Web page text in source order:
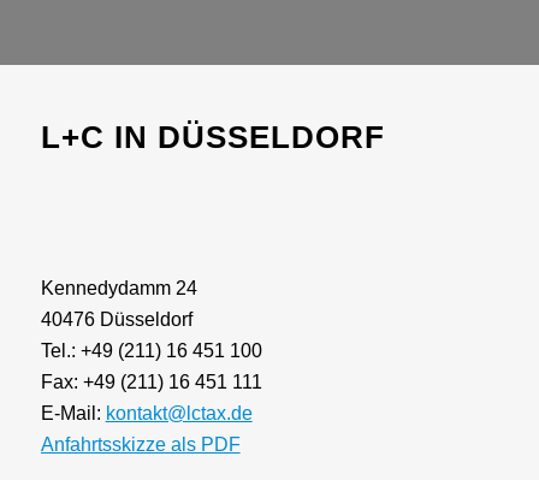
L+C IN DÜSSELDORF
Kennedydamm 24
40476 Düsseldorf
Tel.: +49 (211) 16 451 100
Fax: +49 (211) 16 451 111
E-Mail: kontakt@lctax.de
Anfahrtsskizze als PDF